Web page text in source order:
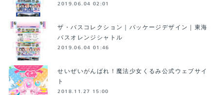
2019.06.04 02:01
ザ・バスコレクション｜パッケージデザイン｜東海
バスオレンジシャトル
2019.06.04 01:46
せいぜいがんばれ！魔法少女くるみ公式ウェブサイ
ト
2018.11.27 15:00